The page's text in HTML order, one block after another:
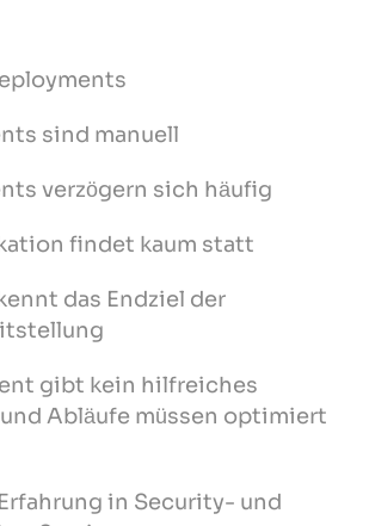
sind manuell
verzögern sich häufig
findet kaum statt
das Endziel der
gibt kein hilfreiches
Abläufe müssen optimiert
in Security- und